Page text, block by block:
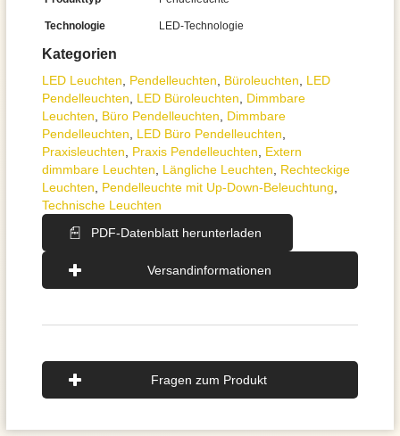
Kategorien
LED Leuchten Pendel­leuchten Büroleuchten
LED
Pendelleuchten
LED Büroleuchten
Dimmbare
Leuchten
Büro Pendelleuchten
Dimmbare
Pendelleuchten
LED Büro Pendelleuchten
Praxisleuchten
Praxis Pendelleuchten
Extern
dimmbare Leuchten
Längliche Leuchten
Rechteckige
Leuchten
Pendelleuchte mit Up-Down-Beleuchtung
Technische Leuchten
PDF-Datenblatt herunterladen
Versandinformationen
Technologie LED-Technologie
Fragen zum Produkt